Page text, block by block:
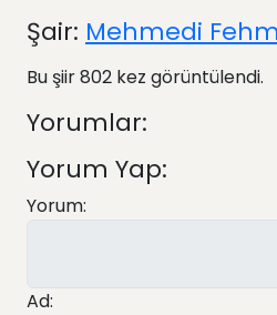
Şair: Mehmedi
Bu şiir 802 kez görüntülendi.
Yorumlar:
Yorum Yap:
Yorum:
Ad: